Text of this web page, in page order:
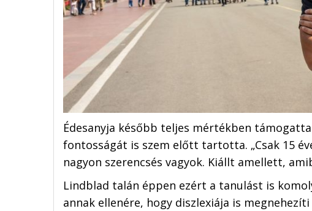
Édesanyja később teljes mértékben
fontosságát is szem előtt tartotta. „Csak 15
nagyon szerencsés vagyok. Kiállt amellett,
Lindblad talán éppen ezért a tanulást is
annak ellenére, hogy diszlexiája is